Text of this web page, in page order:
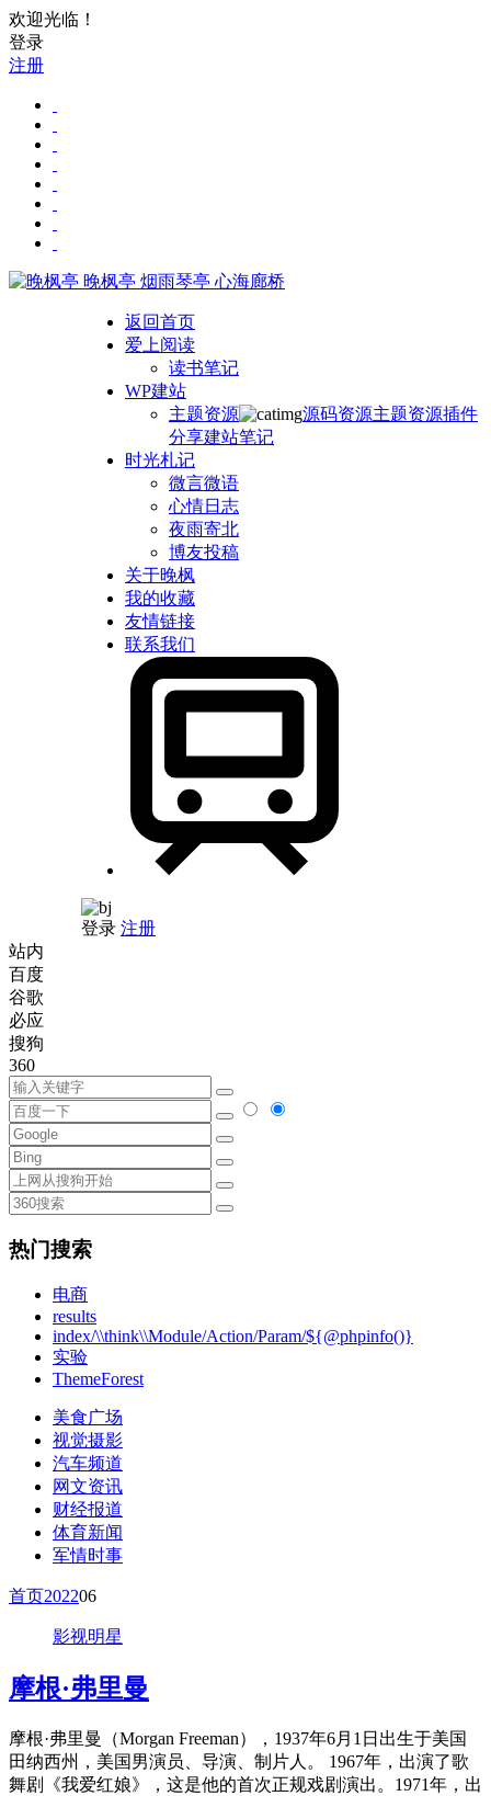
欢迎光临！
登录
注册
晚枫亭 烟雨琴亭 心海廊桥
返回首页
爱上阅读
读书笔记
WP建站
主题资源
源码资源主题资源插件
分享建站笔记
时光札记
微言微语
心情日志
夜雨寄北
博友投稿
关于晚枫
我的收藏
友情链接
联系我们
登录 注册
站内
百度
谷歌
必应
搜狗
360
热门搜索
电商
results
index/\\think\\Module/Action/Param/${@phpinfo()}
实验
ThemeForest
美食广场
视觉摄影
汽车频道
网文资讯
财经报道
体育新闻
军情时事
首页202206
影视明星
摩根·弗里曼
摩根·弗里曼（Morgan Freeman），1937年6月1日出生于美国
田纳西州，美国男演员、导演、制片人。 1967年，出演了歌
舞剧《我爱红娘》，这是他的首次正规戏剧演出。1971年，出